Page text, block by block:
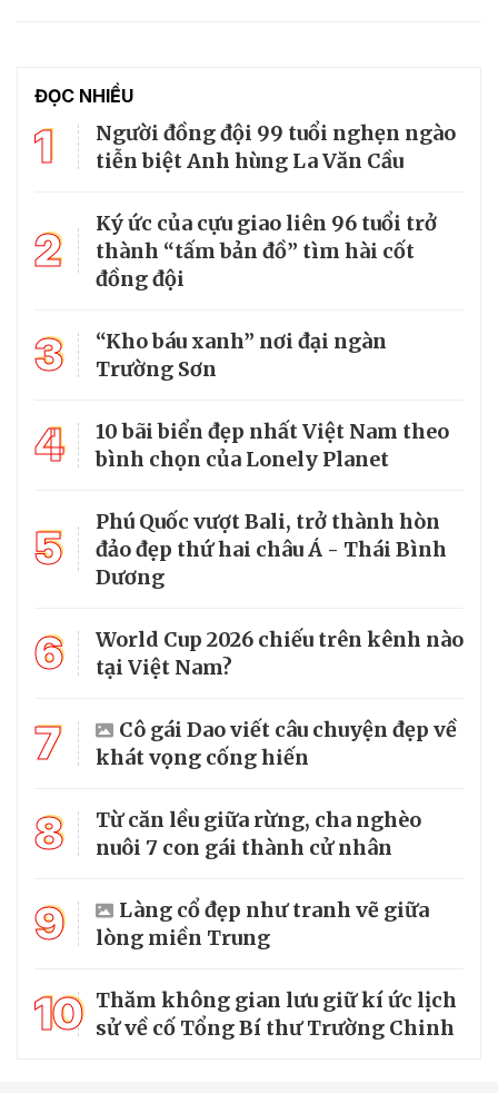
ĐỌC NHIỀU
1
Người đồng đội 99 tuổi nghẹn ngào
tiễn biệt Anh hùng La Văn Cầu
2
Ký ức của cựu giao liên 96 tuổi trở
thành “tấm bản đồ” tìm hài cốt
đồng đội
3
“Kho báu xanh” nơi đại ngàn
Trường Sơn
4
10 bãi biển đẹp nhất Việt Nam theo
bình chọn của Lonely Planet
5
Phú Quốc vượt Bali, trở thành hòn
đảo đẹp thứ hai châu Á - Thái Bình
Dương
6
World Cup 2026 chiếu trên kênh nào
tại Việt Nam?
7
Cô gái Dao viết câu chuyện đẹp về
khát vọng cống hiến
8
Từ căn lều giữa rừng, cha nghèo
nuôi 7 con gái thành cử nhân
9
Làng cổ đẹp như tranh vẽ giữa
lòng miền Trung
10 Thăm không gian lưu giữ kí ức lịch
sử về cố Tổng Bí thư Trường Chinh